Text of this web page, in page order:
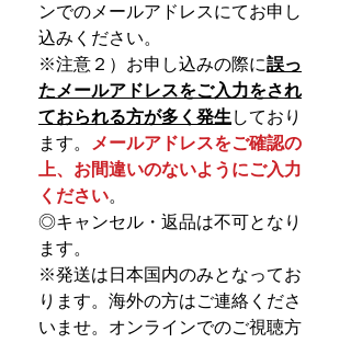
ンでのメールアドレスにてお申し
込みください。
※注意２）お申し込みの際に誤っ
たメールアドレスをご入力をされ
ておられる方が多く発生 しており
ます。
メールアドレスをご確認の
上、お間違いのないようにご入力
ください。
◎キャンセル・返品は不可となり
ます。
※発送は日本国内のみとなってお
ります。海外の方はご連絡くださ
いませ。オンラインでのご視聴方